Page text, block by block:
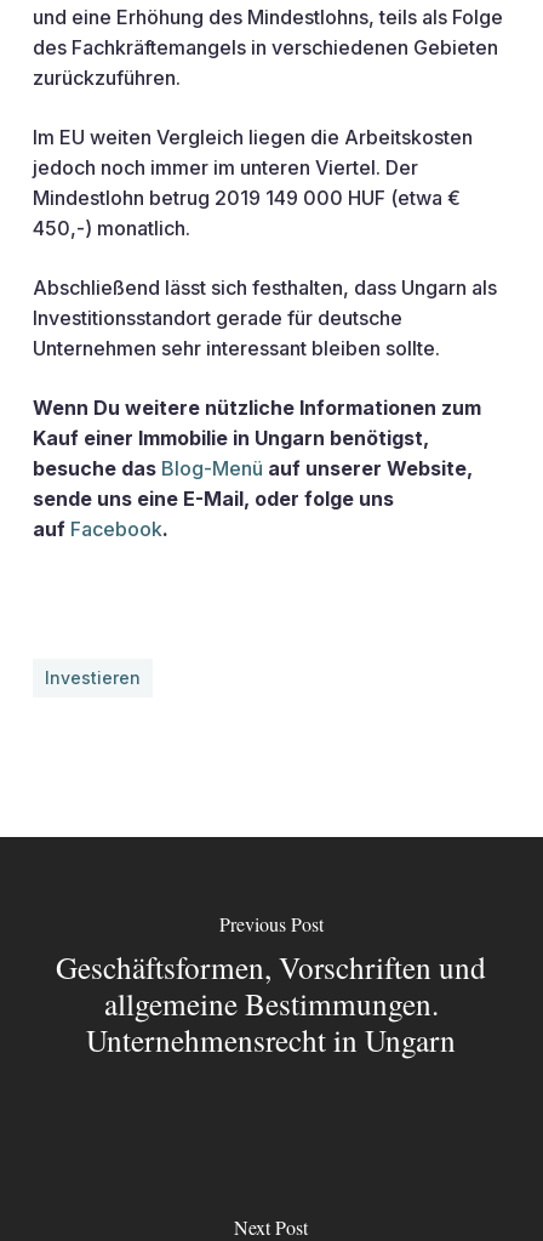
und eine Erhöhung des Mindestlohns, teils als Folge
des Fachkräftemangels in verschiedenen Gebieten
zurückzuführen.
Im EU weiten Vergleich liegen die Arbeitskosten
jedoch noch immer im unteren Viertel. Der
Mindestlohn betrug 2019 149 000 HUF (etwa €
450,-) monatlich.
Abschließend lässt sich festhalten, dass Ungarn als
Investitionsstandort gerade für deutsche
Unternehmen sehr interessant bleiben sollte.
Wenn Du weitere nützliche Informationen zum
Kauf einer Immobilie in Ungarn benötigst,
besuche das Blog-Menü auf unserer Website,
sende uns eine E-Mail, oder folge uns
auf Facebook.
Investieren
Previous Post
Geschäftsformen, Vorschriften und
allgemeine Bestimmungen.
Unternehmensrecht in Ungarn
Next Post